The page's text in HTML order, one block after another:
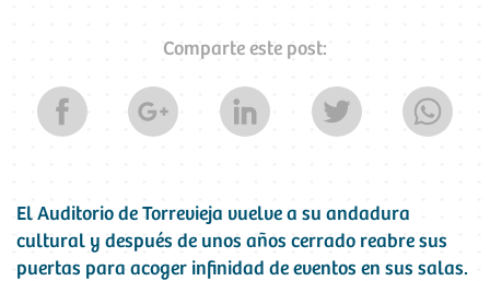
Comparte este post:
El Auditorio de Torrevieja vuelve a su andadura
cultural y después de unos años cerrado reabre sus
puertas para acoger infinidad de eventos en sus salas.